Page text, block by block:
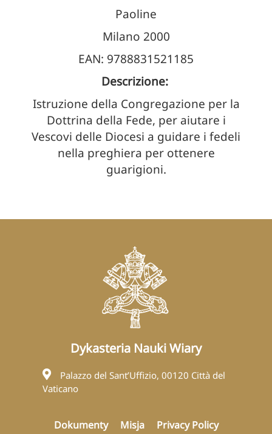
Paoline
Milano 2000
EAN: 9788831521185
Descrizione:
Istruzione della Congregazione per la
Dottrina della Fede, per aiutare i
Vescovi delle Diocesi a guidare i fedeli
nella preghiera per ottenere
guarigioni.
Dykasteria Nauki Wiary
Palazzo del Sant’Uffizio, 00120 Città del
Vaticano
Dokumenty Misja Privacy Policy